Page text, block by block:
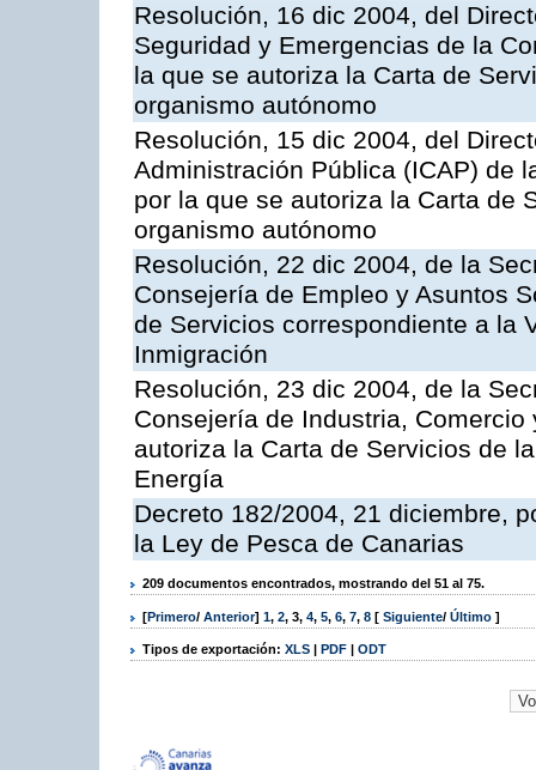
Resolución, 16 dic 2004, del
Seguridad y Emergencias de la
la que se autoriza la Carta de
organismo autónomo
Resolución, 15 dic 2004, del
Administración Pública (ICAP) de
por la que se autoriza la Carta de
organismo autónomo
Resolución, 22 dic 2004, de la
Consejería de Empleo y Asuntos
de Servicios correspondiente a la
Inmigración
Resolución, 23 dic 2004, de la
Consejería de Industria,
autoriza la Carta de Servicios de
Energía
Decreto 182/2004, 21 diciembre,
la Ley de Pesca de Canarias
209 documentos encontrados, mostrando del 51 al 75.
[Primero/ Anterior] 1, 2, 3, 4, 5, 6, 7, 8 [ Siguiente/ Último ]
Tipos de exportación: XLS | PDF | ODT